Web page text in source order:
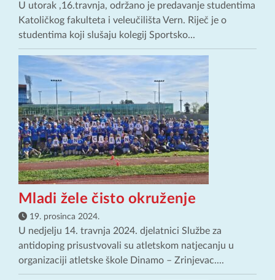
U utorak ,16.travnja, održano je predavanje studentima
Katoličkog fakulteta i veleučilišta Vern. Riječ je o
studentima koji slušaju kolegij Sportsko...
Mladi žele čisto okruženje
19. prosinca 2024.
U nedjelju 14. travnja 2024. djelatnici Službe za
antidoping prisustvovali su atletskom natjecanju u
organizaciji atletske škole Dinamo – Zrinjevac....